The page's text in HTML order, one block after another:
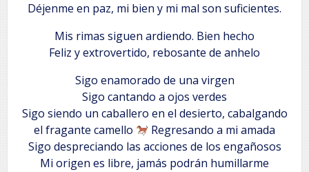
Déjenme en paz, mi bien y mi mal son suficientes.
Mis rimas siguen ardiendo. Bien hecho
Feliz y extrovertido, rebosante de anhelo
Sigo enamorado de una virgen
Sigo cantando a ojos verdes
Sigo siendo un caballero en el desierto, cabalgando
el fragante camello
Regresando a mi amada
Sigo despreciando las acciones de los engañosos
Mi origen es libre, jamás podrán humillarme